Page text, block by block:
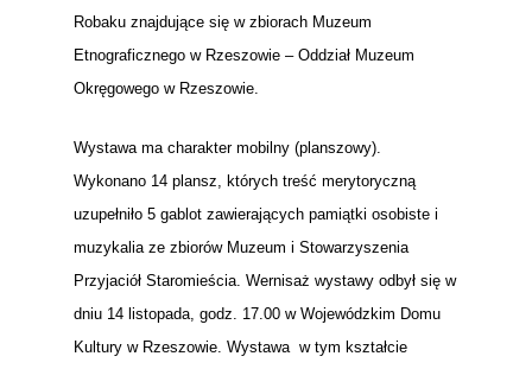
Robaku znajdujące się w zbiorach Muzeum
Etnograficznego w Rzeszowie – Oddział Muzeum
Okręgowego w Rzeszowie.
Wystawa ma charakter mobilny (planszowy).
Wykonano 14 plansz, których treść merytoryczną
uzupełniło 5 gablot zawierających pamiątki osobiste i
muzykalia ze zbiorów Muzeum i Stowarzyszenia
Przyjaciół Staromieścia. Wernisaż wystawy odbył się w
dniu 14 listopada, godz. 17.00 w Wojewódzkim Domu
Kultury w Rzeszowie. Wystawa w tym kształcie